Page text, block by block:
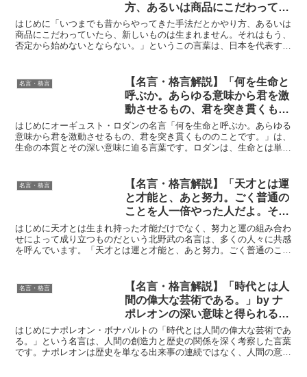
方、あるいは商品にこだわってい
たら、新しいものは生まれませ
ん。それはもう、否定から始めな
いとならない。」by 飯田亮の深
はじめに「いつまでも昔からやってきた手法だとかやり方、あるいは
商品にこだわっていたら、新しいものは生まれません。それはもう、
否定から始めないとならない。」というこの言葉は、日本を代表する
名言・格言
【名言・格言解説】「何を生命と
呼ぶか。あらゆる意味から君を激
動させるもの、君を突き貫くもの
のことです。」by オーギュス
ト・ロダンの深い意味と得られる
教訓
はじめにオーギュスト・ロダンの名言「何を生命と呼ぶか。あらゆる
意味から君を激動させるもの、君を突き貫くもののことです。」は、
生命の本質とその深い意味に迫る言葉です。ロダンは、生命とは単な
名言・格言
【名言・格言解説】「天才とは運
と才能と、あと努力。ごく普通の
ことを人一倍やった人だよ。そし
て運は必要だよ。」by 北野武の
深い意味と得られる教訓
はじめに天才とは生まれ持った才能だけでなく、努力と運の組み合わ
せによって成り立つものだという北野武の名言は、多くの人々に共感
を呼んでいます。「天才とは運と才能と、あと努力。ごく普通のこと
名言・格言
【名言・格言解説】「時代とは人
間の偉大な芸術である。」by ナ
ポレオンの深い意味と得られる教
訓
はじめにナポレオン・ボナパルトの「時代とは人間の偉大な芸術であ
る。」という名言は、人間の創造力と歴史の関係を深く考察した言葉
です。ナポレオンは歴史を単なる出来事の連続ではなく、人間の意志